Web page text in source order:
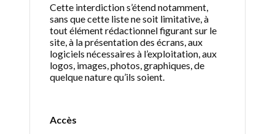
Cette interdiction s’étend notamment,
sans que cette liste ne soit limitative, à
tout élément rédactionnel figurant sur le
site, à la présentation des écrans, aux
logiciels nécessaires à l’exploitation, aux
logos, images, photos, graphiques, de
quelque nature qu’ils soient.
Accès